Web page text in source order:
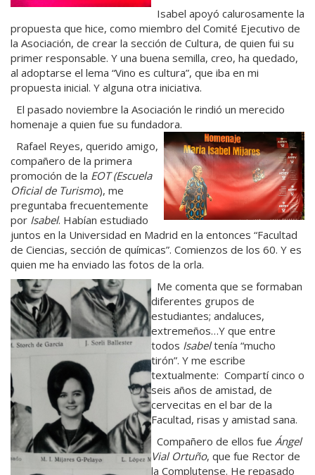
Isabel apoyó calurosamente la
propuesta que hice, como miembro del Comité Ejecutivo de
la Asociación, de crear la sección de Cultura, de quien fui su
primer responsable. Y una buena semilla, creo, ha quedado,
al adoptarse el lema “Vino es cultura”, que iba en mi
propuesta inicial. Y alguna otra iniciativa.
El pasado noviembre la Asociación le rindió un merecido
homenaje a quien fue su fundadora.
Rafael Reyes, querido amigo,
compañero de la primera
promoción de la EOT (Escuela
Oficial de Turismo), me
preguntaba frecuentemente
por Isabel. Habían estudiado
juntos en la Universidad en Madrid en la entonces “Facultad
de Ciencias, sección de químicas”. Comienzos de los 60. Y es
quien me ha enviado las fotos de la orla.
Me comenta que se formaban
diferentes grupos de
estudiantes; andaluces,
extremeños…Y que entre
todos Isabeltenía “mucho
tirón”. Y me escribe
textualmente: Compartí cinco o
seis años de amistad, de
cervecitas en el bar de la
Facultad, risas y amistad sana.
Compañero de ellos fue Ángel
Vial Ortuño, que fue Rector de
la Complutense. He repasado